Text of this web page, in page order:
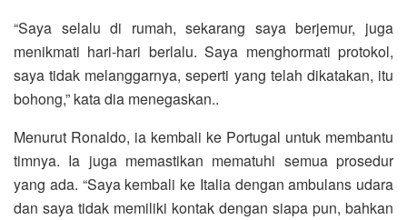
“Saya selalu di rumah, sekarang saya berjemur, juga
menikmati hari-hari berlalu. Saya menghormati protokol,
saya tidak melanggarnya, seperti yang telah dikatakan, itu
bohong,” kata dia menegaskan..
Menurut Ronaldo, ia kembali ke Portugal untuk membantu
timnya. Ia juga memastikan mematuhi semua prosedur
yang ada. “Saya kembali ke Italia dengan ambulans udara
dan saya tidak memiliki kontak dengan siapa pun, bahkan